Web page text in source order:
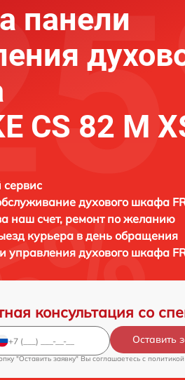
панели
CS 82 M
духового шкафа
наш счет, ремонт по желанию
курьера в день обращения
управления духового шкафа
консультация со
Оставить
"Оставить заявку" Вы соглашаетесь c